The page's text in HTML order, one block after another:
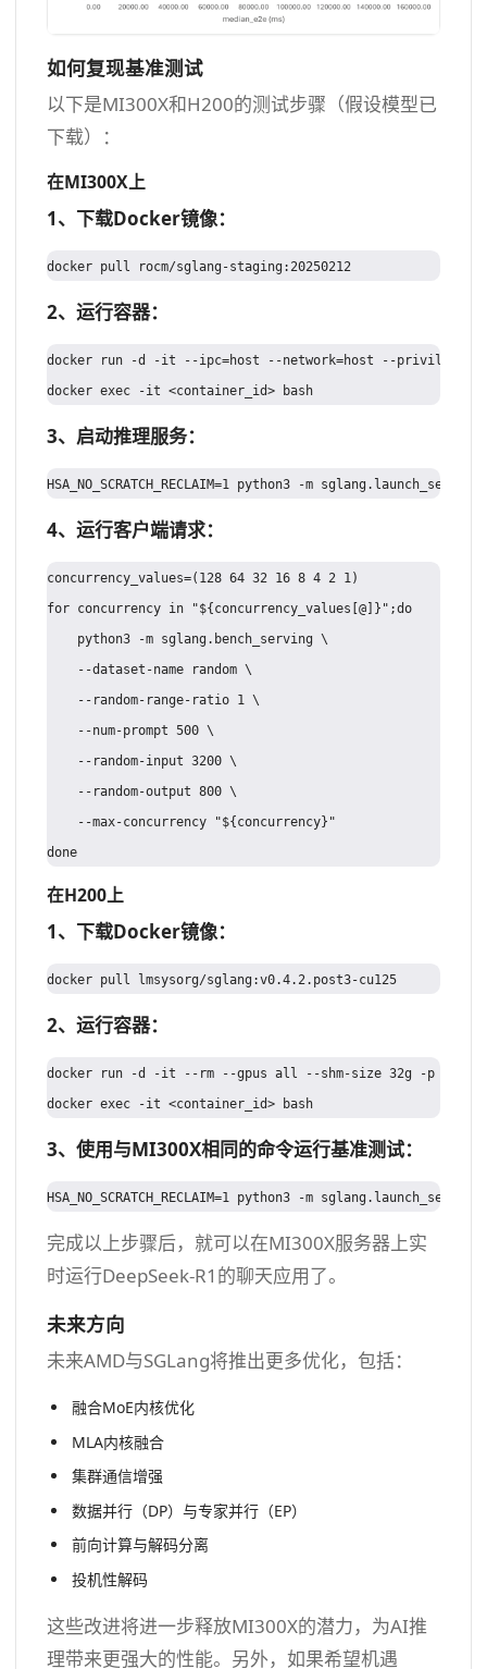
如何复现基准测试
以下是MI300X和H200的测试步骤（假设模型已
下载）：
在MI300X上
1、下载Docker镜像：
2、运行容器：
docker run -d -it --ipc=host --network=host --privileged --
3、启动推理服务：
4、运行客户端请求：
concurrency_values=(128 64 32 16 8 4 2 1)
for concurrency in "${concurrency_values[@]}";do
    python3 -m sglang.bench_serving \
    --dataset-name random \
    --random-range-ratio 1 \
    --num-prompt 500 \
    --random-input 3200 \
    --random-output 800 \
    --max-concurrency "${concurrency}"
在H200上
1、下载Docker镜像：
2、运行容器：
docker run -d -it --rm --gpus all --shm-size 32g -p
3、使用与MI300X相同的命令运行基准测试：
完成以上步骤后，就可以在MI300X服务器上实
时运行DeepSeek-R1的聊天应用了。
未来方向
未来AMD与SGLang将推出更多优化，包括：
融合MoE内核优化
MLA内核融合
集群通信增强
数据并行（DP）与专家并行（EP）
前向计算与解码分离
投机性解码
这些改进将进一步释放MI300X的潜力，为AI推
理带来更强大的性能。另外，如果希望机遇